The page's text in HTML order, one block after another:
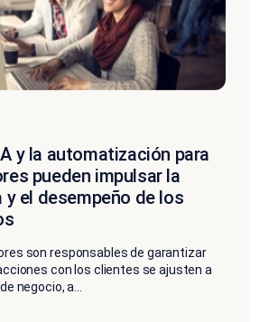
y la automatización para
pueden impulsar la
y el desempeño de los
son responsables de garantizar
con los clientes se ajusten a
negocio, a...